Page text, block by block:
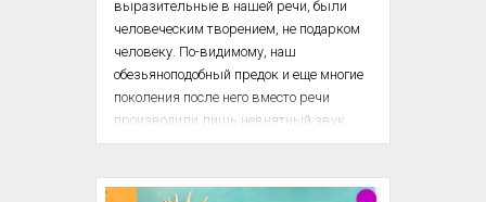
выразительные в нашей речи, были
человеческим творением, не подарком
человеку. По-видимому, наш
обезьяноподобный предок и еще многие
поколения после него вместо речи
производили лишь невнятный звук
воздуха, прогоняемого через носовые и
звуки и были устойчивыми, но в них не